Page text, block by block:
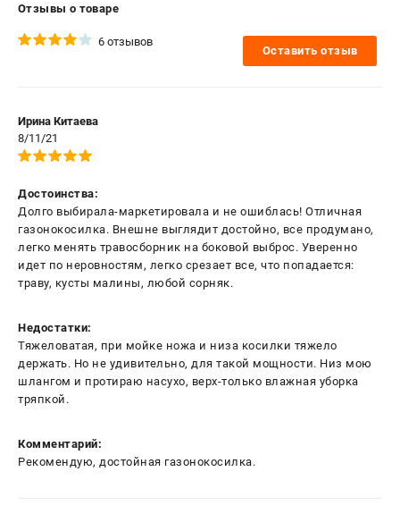
Отзывы о товаре
6 отзывов
Оставить отзыв
Ирина Китаева
8/11/21
Достоинства:
Долго выбирала-маркетировала и не ошиблась! Отличная
газонокосилка. Внешне выглядит достойно, все продумано,
легко менять травосборник на боковой выброс. Уверенно
идет по неровностям, легко срезает все, что попадается:
траву, кусты малины, любой сорняк.
Недостатки:
Тяжеловатая, при мойке ножа и низа косилки тяжело
держать. Но не удивительно, для такой мощности. Низ мою
шлангом и протираю насухо, верх-только влажная уборка
тряпкой.
Комментарий:
Рекомендую, достойная газонокосилка.